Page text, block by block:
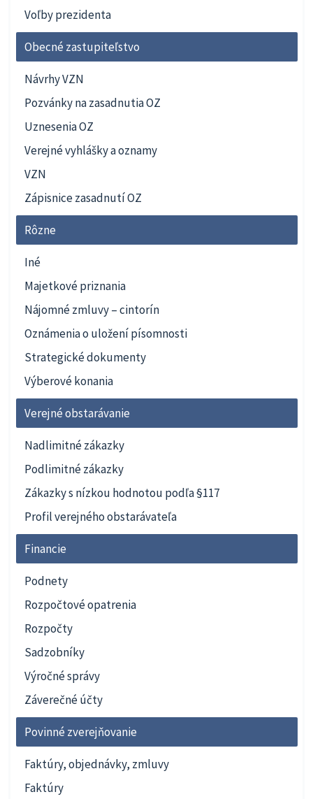
Voľby prezidenta
Obecné zastupiteľstvo
Návrhy VZN
Pozvánky na zasadnutia OZ
Uznesenia OZ
Verejné vyhlášky a oznamy
VZN
Zápisnice zasadnutí OZ
Rôzne
Iné
Majetkové priznania
Nájomné zmluvy – cintorín
Oznámenia o uložení písomnosti
Strategické dokumenty
Výberové konania
Verejné obstarávanie
Nadlimitné zákazky
Podlimitné zákazky
Zákazky s nízkou hodnotou podľa §117
Profil verejného obstarávateľa
Financie
Podnety
Rozpočtové opatrenia
Rozpočty
Sadzobníky
Výročné správy
Záverečné účty
Povinné zverejňovanie
Faktúry, objednávky, zmluvy
Faktúry